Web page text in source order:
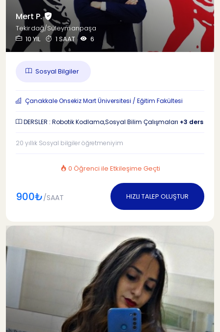
Mert P.
Tekirdağ/Süleymanpaşa
10 YIL
1 SAAT 6
Sosyal Bilgiler
Çanakkale Onsekiz Mart Üniversitesi / Eğitim Fakültesi
DERSLER : Robotik Kodlama,Sosyal Bilim Çalışmaları +3 ders
20 yıllık Sosyal bilgiler öğretmeniyim
0 Öğrenci ile Etkileşime Geçti
900₺/SAAT HIZLI TALEP OLUŞTUR